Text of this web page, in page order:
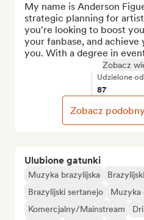
Ulubione gatunki
Muzyka brazylijska
Brazylijski sertanejo
Muzyka
Komercjalny/Mainstream
My name is Anderson
strategic planning for
you're looking to boost
your fanbase, and achieve
you. With a degree in
Zobacz
Udzielone
87
Zobacz